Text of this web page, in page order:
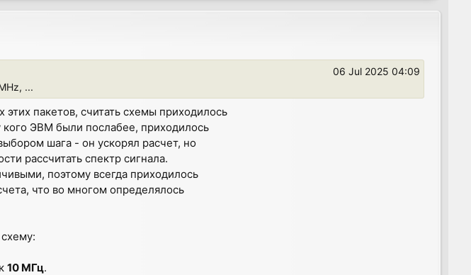
p
06 Jul 2025 04:09
...
этих пакетов, считать схемы приходилось
ЭВМ были послабее, приходилось
шага - он ускорял расчет, но
рассчитать спектр сигнала.
поэтому всегда приходилось
что во многом определялось
10 МГц.